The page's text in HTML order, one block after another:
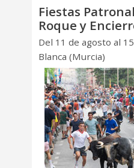
Fiestas
Roque y
Del 11 de agosto al
Blanca (Murcia)